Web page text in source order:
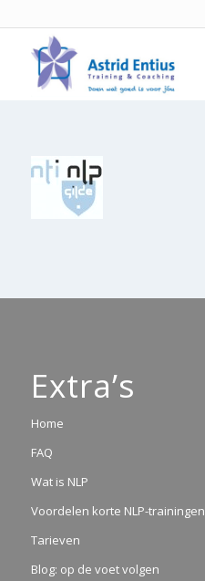
Extra’s
Home
FAQ
Wat is NLP
Voordelen korte NLP-trainingen
Tarieven
Blog: op de voet volgen